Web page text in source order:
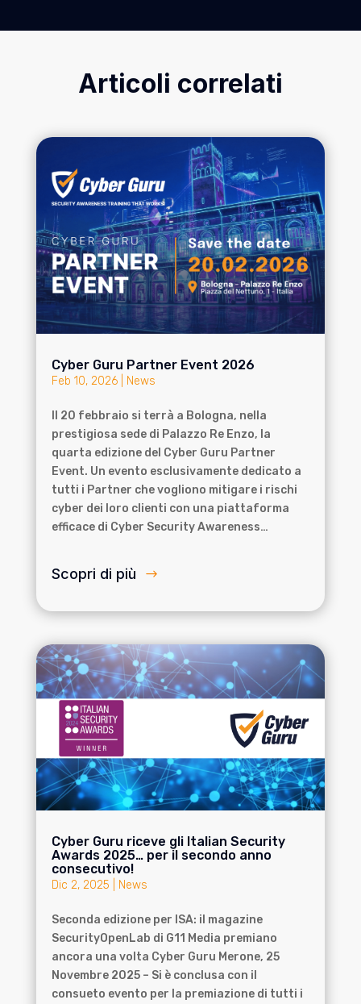
Articoli correlati
Cyber Guru Partner Event 2026
Feb 10, 2026| News
Il 20 febbraio si terrà a Bologna, nella
prestigiosa sede di Palazzo Re Enzo, la
quarta edizione del Cyber Guru Partner
Event. Un evento esclusivamente dedicato a
tutti i Partner che vogliono mitigare i rischi
cyber dei loro clienti con una piattaforma
efficace di Cyber Security Awareness…
Scopri di più
Cyber Guru riceve gli Italian Security
Awards 2025… per il secondo anno
consecutivo!
Dic 2, 2025 News
Seconda edizione per ISA: il magazine
SecurityOpenLab di G11 Media premiano
ancora una volta Cyber Guru Merone, 25
Novembre 2025 – Si è conclusa con il
consueto evento per la premiazione di tutti i